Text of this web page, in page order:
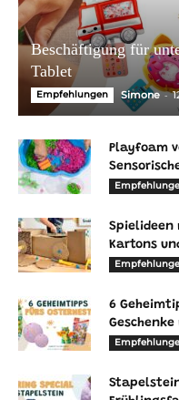
Beschäftigung für
Tablet
Empfehlungen Simone -
Playfoam
Spielideen
Kartons
6